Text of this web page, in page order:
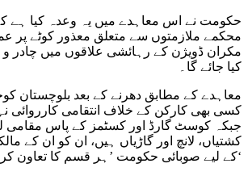
حکومت نے اس معاہدے میں یہ وعدہ کیا ہے
محکمے ملازمتوں سے متعلق معذور کوٹے پر
مکران ڈویژن کے رہائشی علاقوں میں چادر و
کیا جائے گا۔
معاہدے کے مطابق دھرنے کے بعد بلوچستان
کسی بھی کارکن کے خلاف انتقامی کارروائی
جبکہ کوسٹ گارڈ اور کسٹمز کے پاس مقامی
کشتیاں، لانچ اور گاڑیاں ہیں، ان کو ان کے
کے لیے صوبائی حکومت ’ہر قسم کا تعاون کرے گی۔‘